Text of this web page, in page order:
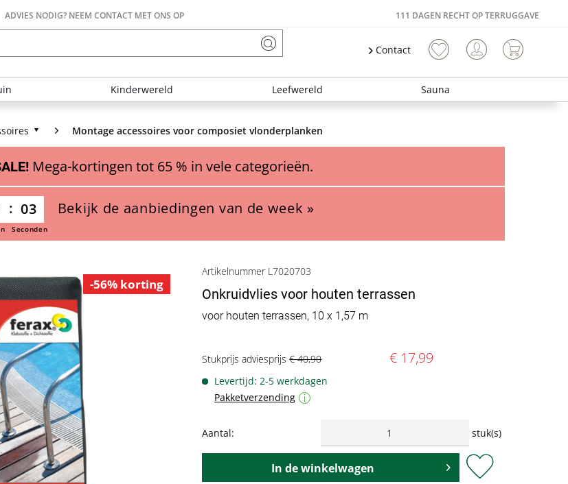
ADVIES NODIG? NEEM CONTACT MET ONS OP 111 DAGEN RECHT OP TERRUGGAVE
Contact
Kinderwereld Leefwereld Sauna
Montage accessoires voor composiet vlonderplanken
Mega-kortingen tot 65 % in vele categorieën.
03
Seconden
Bekijk de aanbiedingen van de week »
-56% korting
Artikelnummer L7020703
Onkruidvlies voor houten terrassen
voor houten terrassen, 10 x 1,57 m
Stukprijs adviesprijs€ 40,90 € 17,99
Levertijd: 2-5 werkdagen
Pakketverzending
i
Aantal: stuk(s)
In de winkelwagen